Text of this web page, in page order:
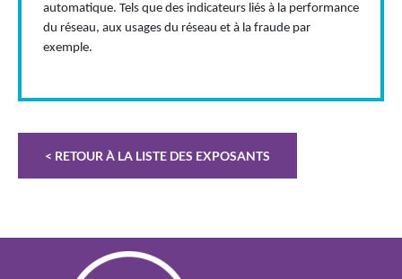
automatique. Tels que des indicateurs liés à la performance
du réseau, aux usages du réseau et à la fraude par
exemple.
< RETOUR À LA LISTE DES EXPOSANTS